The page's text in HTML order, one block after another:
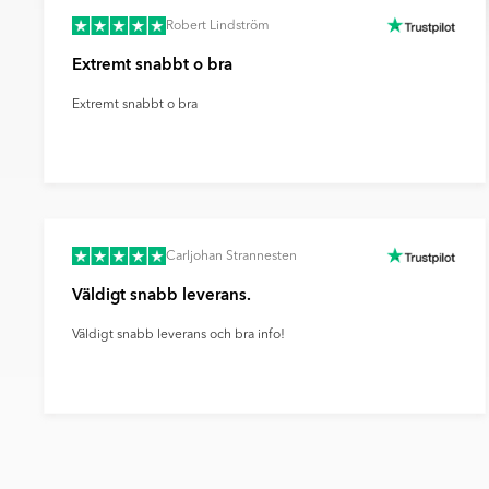
Robert Lindström
Extremt snabbt o bra
Extremt snabbt o bra
Carljohan Strannesten
Väldigt snabb leverans.
Väldigt snabb leverans och bra info!